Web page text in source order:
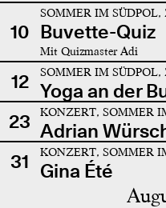
10
SOMMER IM
Buvette-Quiz
Mit Quizmaster Adi
12 SOMMER IM
Yoga an der
23
KONZERT, SOMMER
Adrian
31
KONZERT, SOMMER
Gina Été